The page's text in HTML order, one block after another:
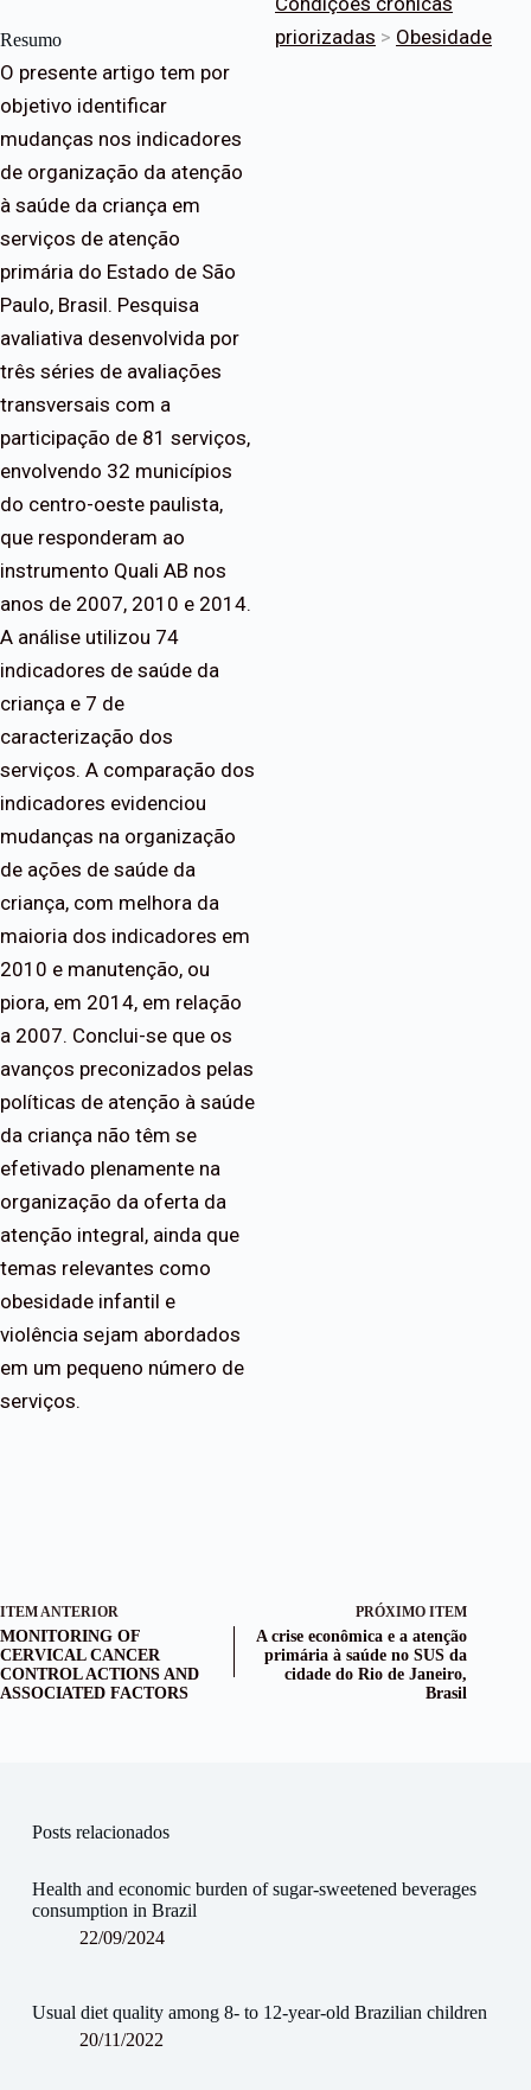
Resumo
O presente artigo tem por
objetivo identificar
mudanças nos indicadores
de organização da atenção
à saúde da criança em
serviços de atenção
primária do Estado de São
Paulo, Brasil. Pesquisa
avaliativa desenvolvida por
três séries de avaliações
transversais com a
participação de 81 serviços,
envolvendo 32 municípios
do centro-oeste paulista,
que responderam ao
instrumento Quali AB nos
anos de 2007, 2010 e 2014.
A análise utilizou 74
indicadores de saúde da
criança e 7 de
caracterização dos
serviços. A comparação dos
indicadores evidenciou
mudanças na organização
de ações de saúde da
criança, com melhora da
maioria dos indicadores em
2010 e manutenção, ou
piora, em 2014, em relação
a 2007. Conclui-se que os
avanços preconizados pelas
políticas de atenção à saúde
da criança não têm se
efetivado plenamente na
organização da oferta da
atenção integral, ainda que
temas relevantes como
obesidade infantil e
violência sejam abordados
em um pequeno número de
serviços.
priorizadas > Obesidade
ITEM ANTERIOR
MONITORING OF
CERVICAL CANCER
CONTROL ACTIONS AND
ASSOCIATED FACTORS
PRÓXIMO ITEM
A crise econômica e a atenção
primária à saúde no SUS da
cidade do Rio de Janeiro,
Brasil
Posts relacionados
Health and economic burden of sugar-sweetened beverages
consumption in Brazil
22/09/2024
Usual diet quality among 8- to 12-year-old Brazilian children
20/11/2022